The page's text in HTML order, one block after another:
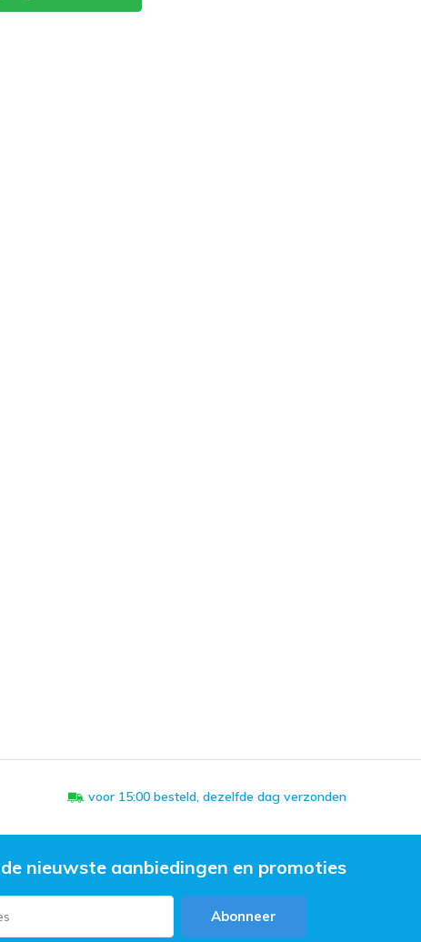
voor 15:00 besteld, dezelfde dag verzonden
nieuwste aanbiedingen en promoties
Abonneer